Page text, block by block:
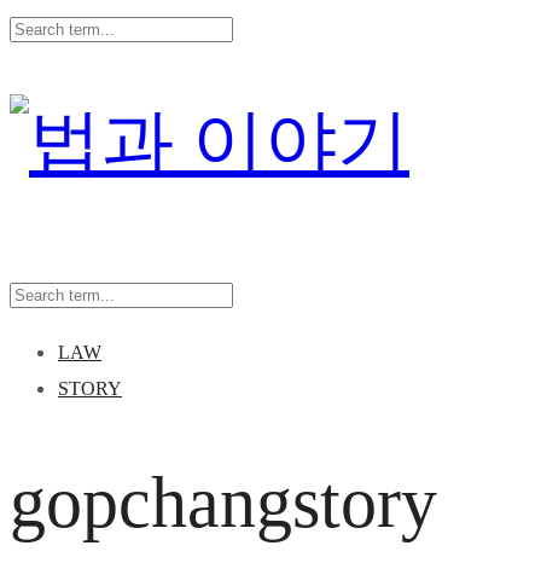
LAW
STORY
gopchangstory